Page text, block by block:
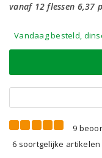
vanaf 12 flessen 6,37
Vandaag besteld,
9
6 soortgelijke